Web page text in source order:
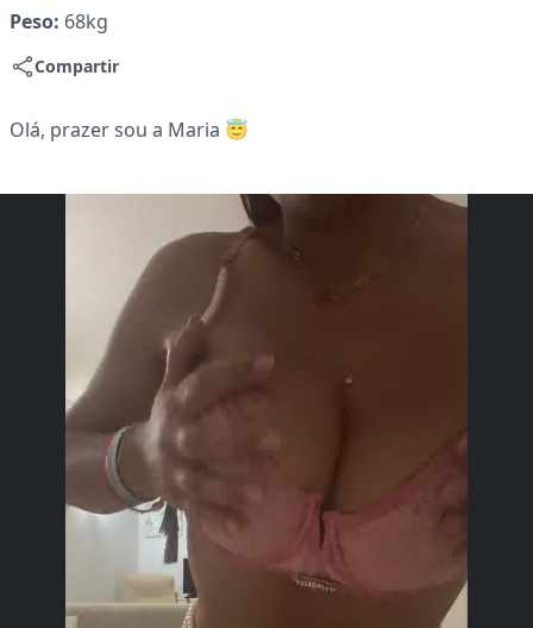
Peso: 68kg
Compartir
Olá, prazer sou a Maria 😇